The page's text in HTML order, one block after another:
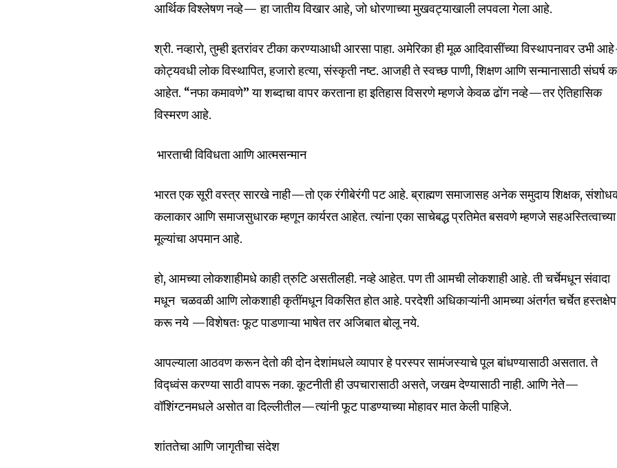
won't spam your inbox. Your information is safe with us.
6,300 32,111
आर्थिक विश्लेषण नव्हे— हा जातीय विखार आहे, जो धोरणाच्या मुखवट्याखाली लपवला गेला आहे.
श्री. नव्हारो, तुम्ही इतरांवर टीका करण्याआधी आरसा पाहा. अमेरिका ही मूळ आदिवासींच्या विस्थापनावर उभी
कोट्यवधी लोक विस्थापित, हजारो हत्या, संस्कृती नष्ट. आजही ते स्वच्छ पाणी, शिक्षण आणि सन्मानासाठी संघर्ष
आहेत. “नफा कमावणे” या शब्दाचा वापर करताना हा इतिहास विसरणे म्हणजे केवळ ढोंग नव्हे—तर ऐतिहासिक
विस्मरण आहे.
भारताची विविधता आणि आत्मसन्मान
भारत एक सूरी वस्त्र सारखे नाही—तो एक रंगीबेरंगी पट आहे. ब्राह्मण समाजासह अनेक समुदाय शिक्षक,
कलाकार आणि समाजसुधारक म्हणून कार्यरत आहेत. त्यांना एका साचेबद्ध प्रतिमेत बसवणे म्हणजे सहअस्तित्वाच्या
मूल्यांचा अपमान आहे.
हो, आमच्या लोकशाहीमधे काही त्रुटि असतीलही. नव्हे आहेत. पण ती आमची लोकशाही आहे. ती चर्चेमधून संवादा
मधून चळवळी आणि लोकशाही कृतींमधून विकसित होत आहे. परदेशी अधिकाऱ्यांनी आमच्या अंतर्गत चर्चेत हस्तक्षेप
करू नये —विशेषतः फूट पाडणाऱ्या भाषेत तर अजिबात बोलू नये.
आपल्याला आठवण करून देतो की दोन देशांमधले व्यापार हे परस्पर सामंजस्याचे पूल बांधण्यासाठी असतात. ते
विद्ध्वंस करण्या साठी वापरू नका. कूटनीती ही उपचारासाठी असते, जखम देण्यासाठी नाही. आणि नेते—
वॉशिंग्टनमधले असोत वा दिल्लीतील—त्यांनी फूट पाडण्याच्या मोहावर मात केली पाहिजे.
शांततेचा आणि जागृतीचा संदेश